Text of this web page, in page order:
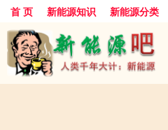
首 页 新能源知识 新能源分类